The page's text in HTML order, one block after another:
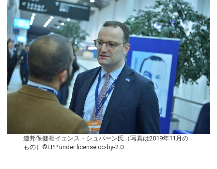
連邦保健相イェンス・シュパーン氏（写真は2019年11月の
もの）©EPP under license cc-by-2.0.